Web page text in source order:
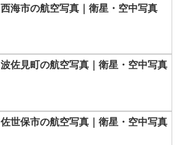
西海市の航空写真｜衛星・空中写真
波佐見町の航空写真｜衛星・空中写真
佐世保市の航空写真｜衛星・空中写真